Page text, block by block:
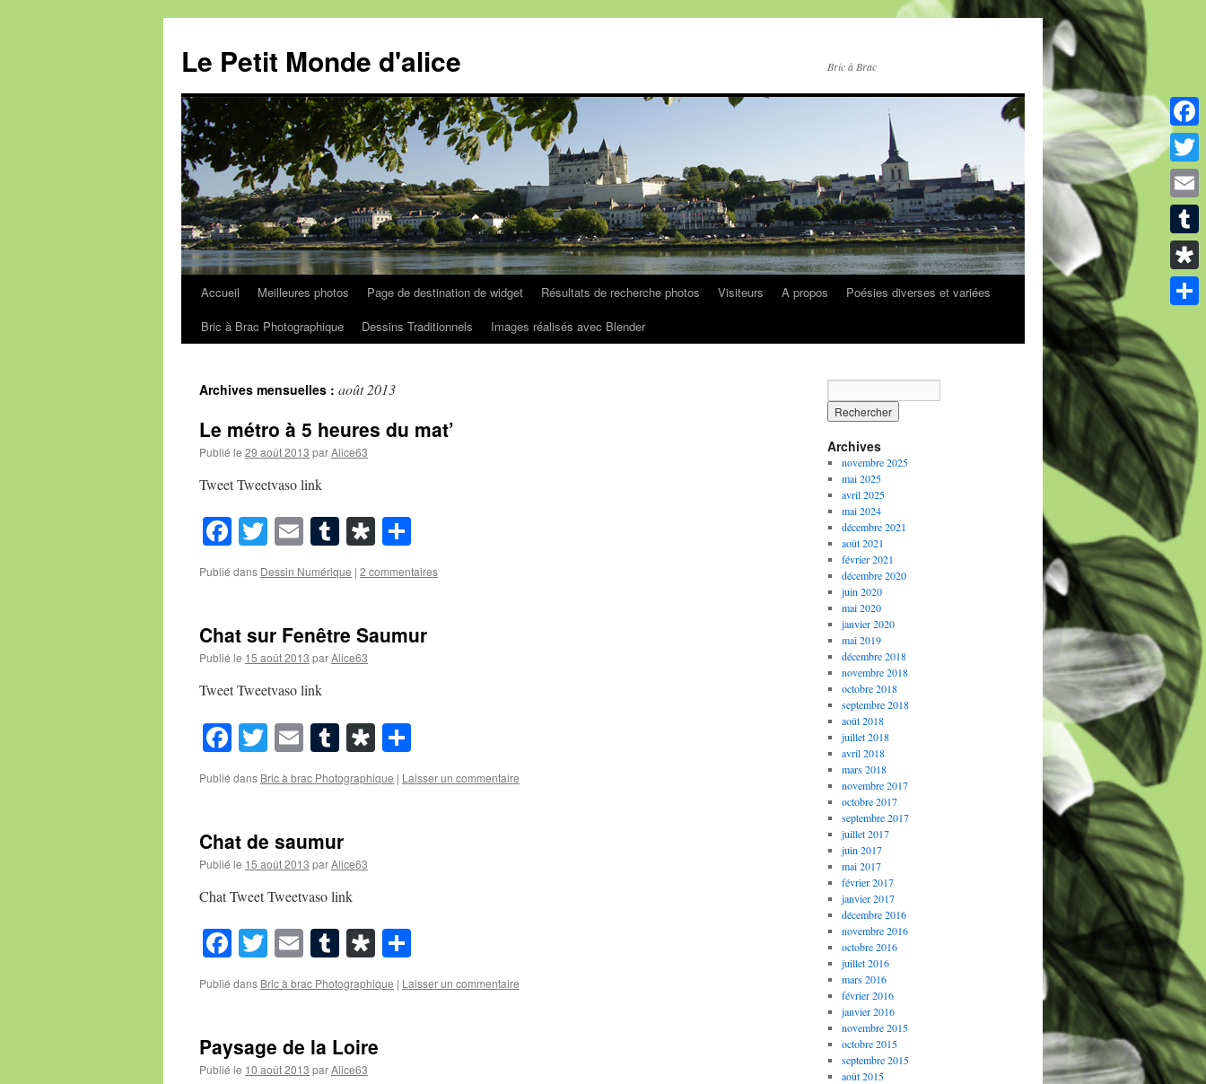
contenu
Le Petit Monde d'alice Bric à Brac
Accueil Meilleures photos Page de destination de widget Résultats de recherche photos Visiteurs A propos
Poésies diverses et variées
Bric à Brac Photographique
Dessins Traditionnels Images réalisés avec Blender
Archives mensuelles : août 2013
Le métro à 5 heures du mat’
Publié le 29 août 2013 parAlice63
Tweet Tweetvaso link
Facebook
Twitter
EmailTumblrDiaspora
Publié dans Dessin Numérique | 2 commentaires
Chat sur Fenêtre Saumur
Publié le 15 août 2013 parAlice63
Tweet Tweetvaso link
Facebook
Twitter
EmailTumblrDiaspora
Publié dans Bric à brac Photographique | Laisser un commentaire
Chat de saumur
Publié le 15 août 2013 parAlice63
Chat Tweet Tweetvaso link
Facebook
Twitter
EmailTumblrDiaspora
Publié dans Bric à brac Photographique | Laisser un commentaire
Paysage de la Loire
Publié le 10 août 2013 parAlice63
Archives
novembre 2025
mai 2025
avril 2025
mai 2024
décembre 2021
août 2021
février 2021
décembre 2020
juin 2020
mai 2020
janvier 2020
mai 2019
décembre 2018
novembre 2018
octobre 2018
septembre 2018
août 2018
juillet 2018
avril 2018
mars 2018
novembre 2017
octobre 2017
septembre 2017
juillet 2017
juin 2017
mai 2017
février 2017
janvier 2017
décembre 2016
novembre 2016
octobre 2016
juillet 2016
mars 2016
février 2016
janvier 2016
novembre 2015
octobre 2015
septembre 2015
août 2015
Twitter
Email
Tumblr